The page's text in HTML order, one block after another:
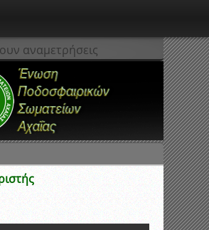
αναμετρήσεις